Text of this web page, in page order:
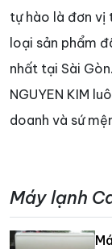
tự hào là đơn vị
loại sản phẩm
nhất tại Sài
NGUYEN KIM
doanh và sứ
Máy lạnh